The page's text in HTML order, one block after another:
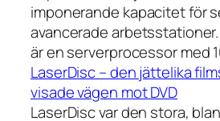
imponerande kapacitet för
avancerade arbetsstationer.
är en serverprocessor med
LaserDisc – den jättelika
visade vägen mot DVD
LaserDisc var den stora,